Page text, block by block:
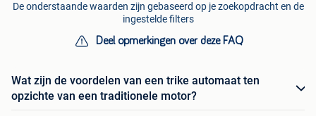
De onderstaande waarden zijn gebaseerd op je zoekopdracht en de
ingestelde filters
Deel opmerkingen over deze FAQ
Wat zijn de voordelen van een trike automaat ten
opzichte van een traditionele motor?